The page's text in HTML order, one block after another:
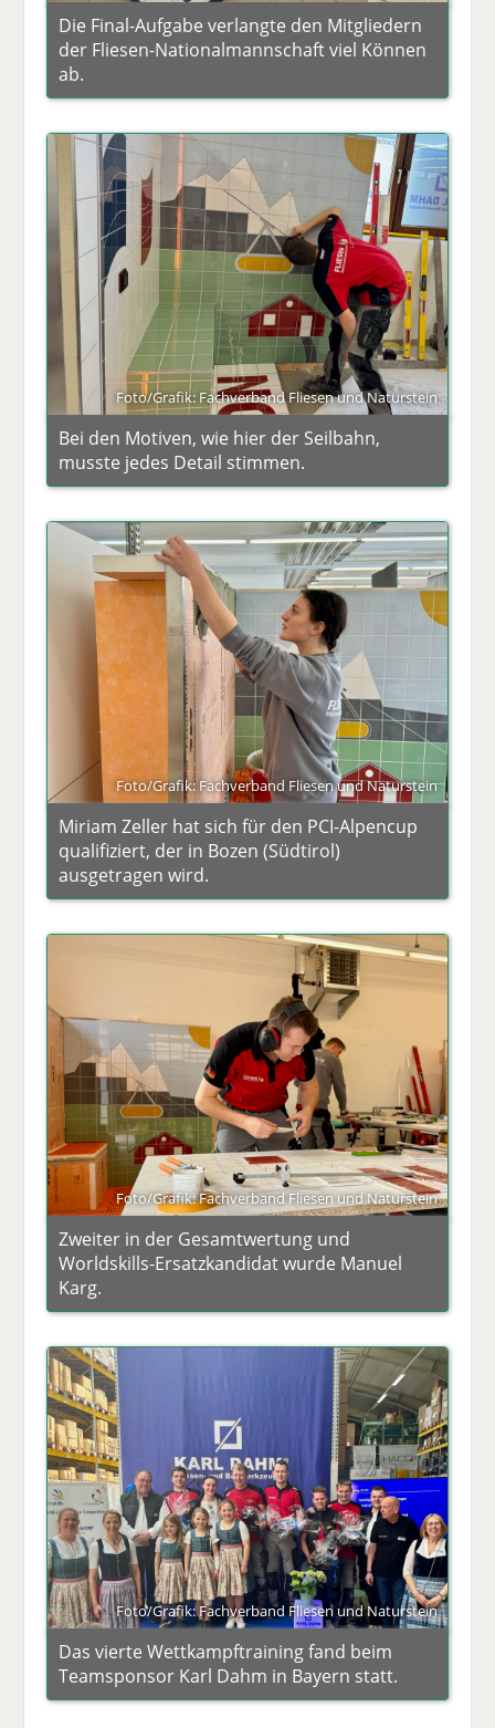
Die Final-Aufgabe verlangte den Mitgliedern
der Fliesen-Nationalmannschaft viel Können
ab.
Foto/Grafik: Fachverband Fliesen und Naturstein
Bei den Motiven, wie hier der Seilbahn,
musste jedes Detail stimmen.
Foto/Grafik: Fachverband Fliesen und Naturstein
Miriam Zeller hat sich für den PCI-Alpencup
qualifiziert, der in Bozen (Südtirol)
ausgetragen wird.
Foto/Grafik: Fachverband Fliesen und Naturstein
Zweiter in der Gesamtwertung und
Worldskills-Ersatzkandidat wurde Manuel
Karg.
Foto/Grafik: Fachverband Fliesen und Naturstein
Das vierte Wettkampftraining fand beim
Teamsponsor Karl Dahm in Bayern statt.